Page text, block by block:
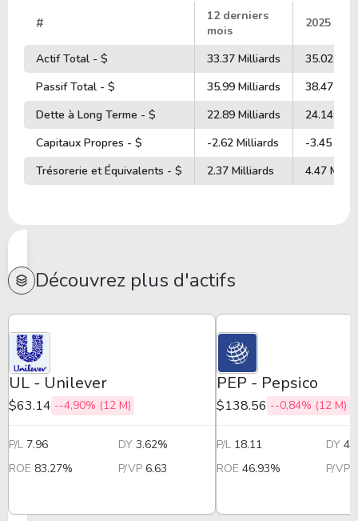
#
12 derniers
mois
2025
Actif Total - $ 33.37 Milliards
35.02
Passif Total - $
35.99 Milliards
38.47
Dette à Long Terme - $
22.89 Milliards
24.14
Capitaux Propres - $
-2.62 Milliards
-3.45
Trésorerie et Équivalents - $
2.37 Milliards 4.47
Découvrez plus d'actifs
UL - Unilever
$63.14 --4,90% (12 M)
P/L 7.96 DY 3.62%
ROE 83.27% P/VP 6.63
PEP - Pepsico
$138.56 --0,84% (12 M)
P/L 18.11 DY
ROE 46.93% P/VP